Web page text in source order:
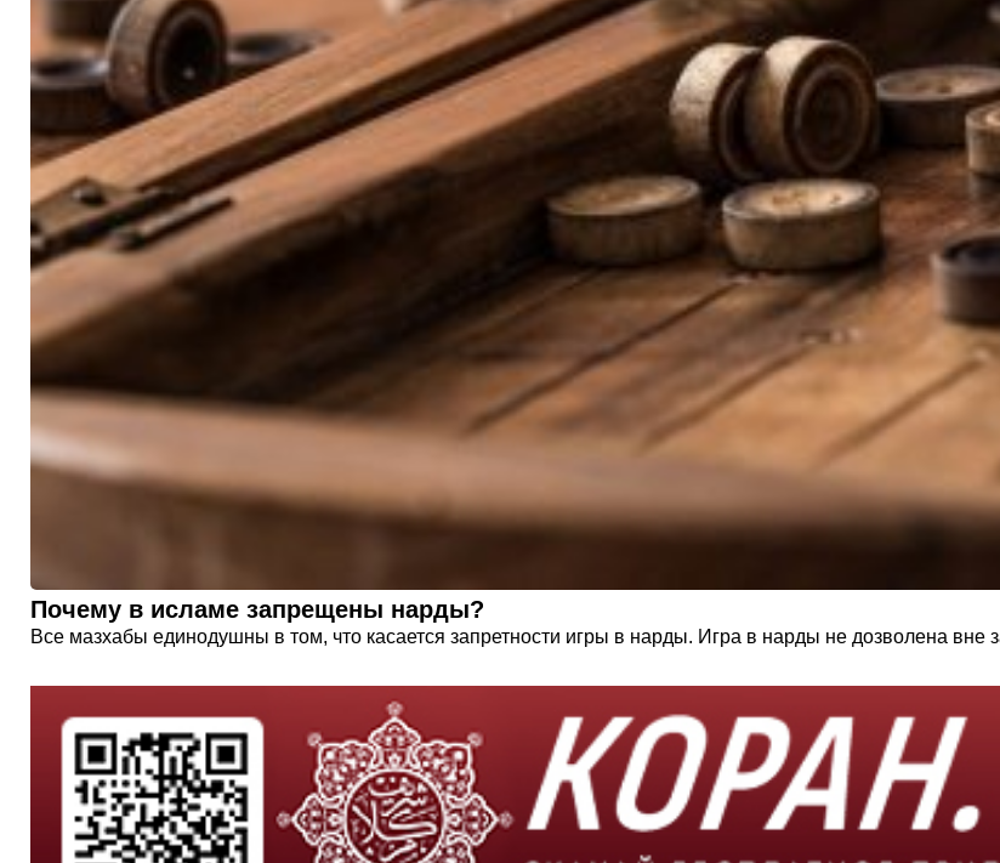
Почему в исламе запрещены нарды?
Все мазхабы единодушны в том, что касается запретности игры в нарды. Игра в нарды не дозволена вне